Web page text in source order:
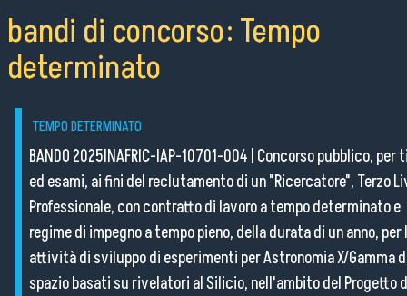
bandi di concorso: Tempo
determinato
TEMPO DETERMINATO
BANDO 2025INAFRIC-IAP-10701-004 Concorso pubblico, per
ed esami, ai fini del reclutamento di un "Ricercatore", Terzo
Professionale, con contratto di lavoro a tempo determinato e
regime di impegno a tempo pieno, della durata di un anno, per
attività di sviluppo di esperimenti per Astronomia X/Gamma
spazio basati su rivelatori al Silicio, nell'ambito del Progetto